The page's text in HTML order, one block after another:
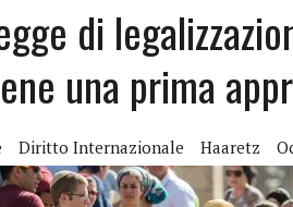
di
una prima
Diritto Internazionale Haaretz